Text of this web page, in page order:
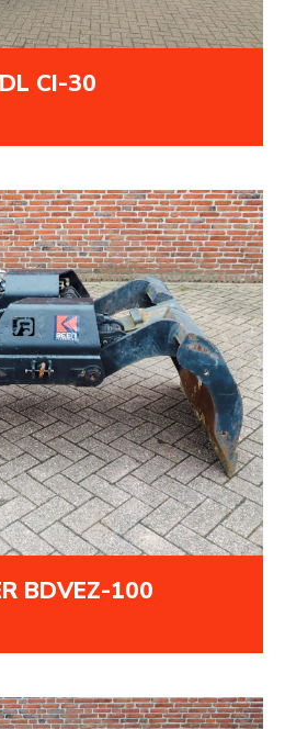
CI-30
BDVEZ-100